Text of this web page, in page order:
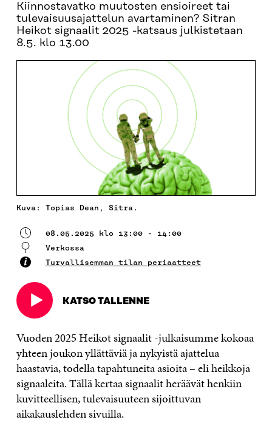
Kiinnostavatko muutosten ensioireet tai
tulevaisuusajattelun avartaminen? Sitran
Heikot signaalit 2025 -katsaus julkistetaan
8.5. klo 13.00
Kuva: Topias Dean, Sitra.
08.05.2025 klo 13:00 - 14:00
Verkossa
Turvallisemman tilan periaatteet
KATSO TALLENNE
Avautuu
uudessa
ikkunassa
Vuoden 2025 Heikot signaalit -julkaisumme kokoaa
yhteen joukon yllättäviä ja nykyistä ajattelua
haastavia, todella tapahtuneita asioita – eli heikkoja
signaaleita. Tällä kertaa signaalit heräävät henkiin
kuvitteellisen, tulevaisuuteen sijoittuvan
aikakauslehden sivuilla.